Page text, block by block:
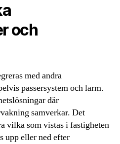
och
med andra
passersystem och larm.
där
samverkar. Det
vilka som vistas i fastigheten
upp eller ned efter